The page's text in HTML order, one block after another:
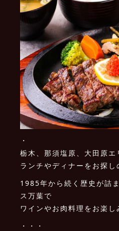
・
栃木、那須塩原、大田原エ
ランチやディナーをお探し
1985年から続く歴史が詰
ス万葉で
ワインやお肉料理をお楽し
・・・